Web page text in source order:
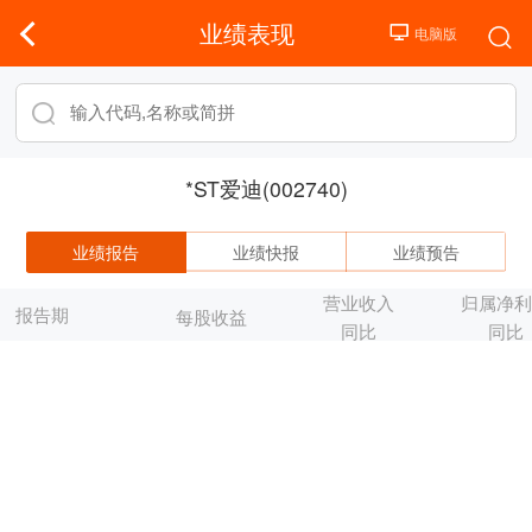
业绩表现
*ST爱迪(002740)
业绩报告 业绩快报 业绩预告
报告期 每股收益
营业收入
同比
归属净
同比